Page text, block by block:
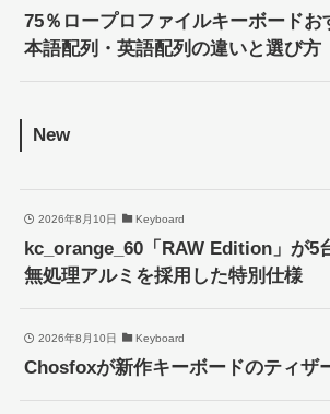
75％ロープロファイルキーボードお
本語配列・英語配列の違いと選び方
New
2026年8月10日 Keyboard
kc_orange_60「RAW Edition」が5
無処理アルミを採用した特別仕様
2026年8月10日 Keyboard
Chosfoxが新作キーボードのティザ